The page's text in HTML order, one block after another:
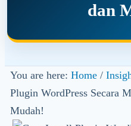
dan
You are here: Home /
Plugin WordPress Secara
Mudah!